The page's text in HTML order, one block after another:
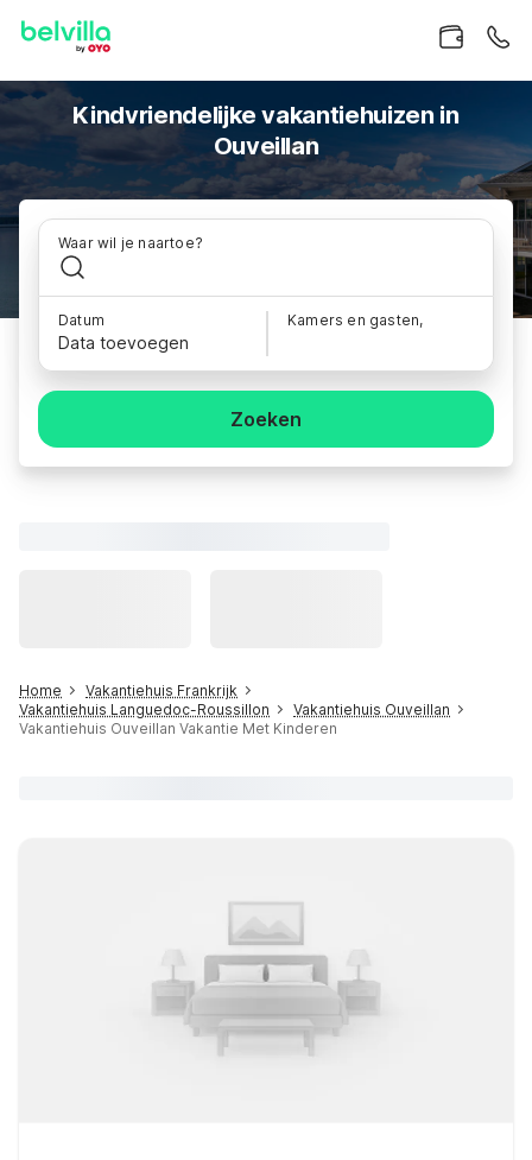
Kindvriendelijke vakantiehuizen in
Ouveillan
Waar wil je naartoe?
Datum
Data toevoegen
Kamers en gasten,
Zoeken
Home
Vakantiehuis Frankrijk
Vakantiehuis Languedoc-Roussillon
Vakantiehuis Ouveillan
Vakantiehuis Ouveillan Vakantie Met Kinderen